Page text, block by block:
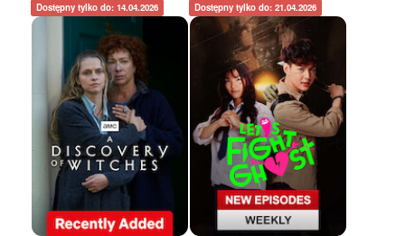
Dostępny tylko do: 14.04.2026
Dostępny tylko do: 21.04.2026